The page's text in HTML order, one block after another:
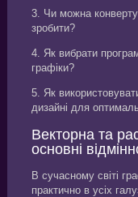
3. Чи можна
зробити?
4. Як вибрати
графіки?
5. Як
дизайні для
Векторна та
основні
В сучасному світі
практично в усіх